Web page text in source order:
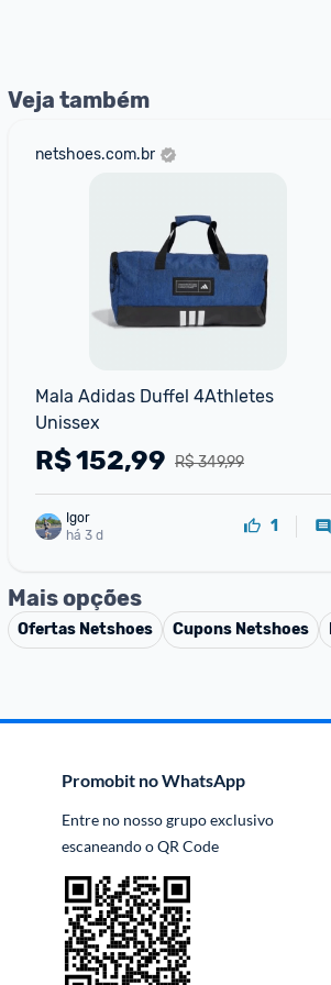
Veja também
netshoes.com.br
Mala Adidas Duffel 4Athletes
Unissex
R$ 349,99
R$152,99
Igor
há 3 d
1
Mais opções
Ofertas Netshoes Cupons Netshoes
Promobit no WhatsApp
Entre no nosso grupo exclusivo
escaneando o QR Code